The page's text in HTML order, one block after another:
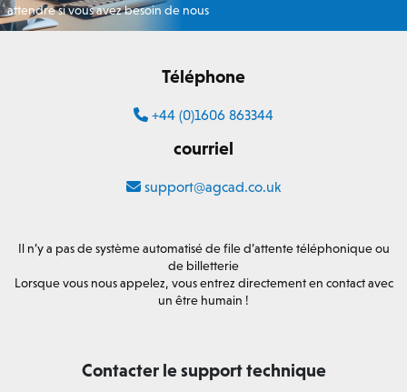
attendre si vous avez besoin de nous
Téléphone
+44 (0)1606 863344
courriel
support@agcad.co.uk
Il n’y a pas de système automatisé de file d’attente téléphonique ou
de billetterie
Lorsque vous nous appelez, vous entrez directement en contact avec
un être humain !
Contacter le support technique